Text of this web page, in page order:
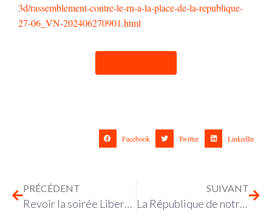
3d/rassemblement-contre-le-rn-a-la-place-de-la-republique-
27-06_VN-202406270901.html
Facebook Twitter LinkedIn
PRÉCÉDENT
Revoir la soirée Libertés! du 27 juin
SUIVANT
La République de notre liberté